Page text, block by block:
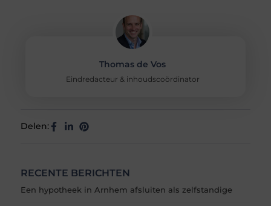
Thomas de Vos
Eindredacteur & inhoudscoördinator
Delen:
RECENTE BERICHTEN
Een hypotheek in Arnhem afsluiten als zelfstandige